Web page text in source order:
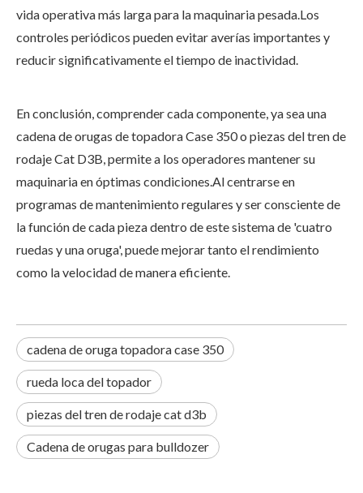
vida operativa más larga para la maquinaria pesada.Los
controles periódicos pueden evitar averías importantes y
reducir significativamente el tiempo de inactividad.
En conclusión, comprender cada componente, ya sea una
cadena de orugas de topadora Case 350 o piezas del tren de
rodaje Cat D3B, permite a los operadores mantener su
maquinaria en óptimas condiciones.Al centrarse en
programas de mantenimiento regulares y ser consciente de
la función de cada pieza dentro de este sistema de 'cuatro
ruedas y una oruga', puede mejorar tanto el rendimiento
como la velocidad de manera eficiente.
cadena de oruga topadora case 350
rueda loca del topador
piezas del tren de rodaje cat d3b
Cadena de orugas para bulldozer